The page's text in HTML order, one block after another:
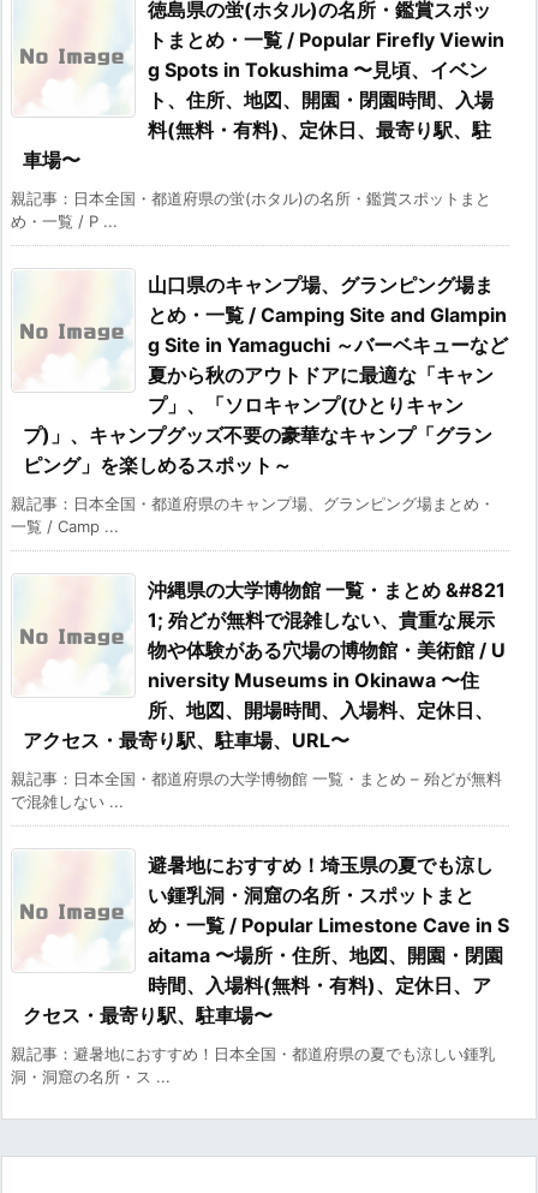
徳島県の蛍(ホタル)の名所・鑑賞スポッ
トまとめ・一覧 / Popular Firefly Viewin
g Spots in Tokushima 〜見頃、イベン
ト、住所、地図、開園・閉園時間、入場
料(無料・有料)、定休日、最寄り駅、駐
車場〜
親記事：日本全国・都道府県の蛍(ホタル)の名所・鑑賞スポットまと
め・一覧 / P ...
山口県のキャンプ場、グランピング場ま
とめ・一覧 / Camping Site and Glampin
g Site in Yamaguchi ～バーベキューなど
夏から秋のアウトドアに最適な「キャン
プ」、「ソロキャンプ(ひとりキャン
プ)」、キャンプグッズ不要の豪華なキャンプ「グラン
ピング」を楽しめるスポット～
親記事：日本全国・都道府県のキャンプ場、グランピング場まとめ・
一覧 / Camp ...
沖縄県の大学博物館 一覧・まとめ &#821
1; 殆どが無料で混雑しない、貴重な展示
物や体験がある穴場の博物館・美術館 / U
niversity Museums in Okinawa 〜住
所、地図、開場時間、入場料、定休日、
アクセス・最寄り駅、駐車場、URL〜
親記事：日本全国・都道府県の大学博物館 一覧・まとめ – 殆どが無料
で混雑しない ...
避暑地におすすめ！埼玉県の夏でも涼し
い鍾乳洞・洞窟の名所・スポットまと
め・一覧 / Popular Limestone Cave in S
aitama 〜場所・住所、地図、開園・閉園
時間、入場料(無料・有料)、定休日、ア
クセス・最寄り駅、駐車場〜
親記事：避暑地におすすめ！日本全国・都道府県の夏でも涼しい鍾乳
洞・洞窟の名所・ス ...